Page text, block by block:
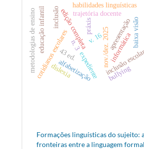
edição completav. 16
n. 3 nov./dez. 2025
43 ed.expediente
apresentação
cotidianos escolares
trajetória docente
inclusão
baixa visão
metodologias de ensinoeducação infantil inclusão
alfabetização
informática
práxis
dislexia
habilidades linguísticas
bullying
Formações linguísticas do sujeito:
fronteiras entre a linguagem